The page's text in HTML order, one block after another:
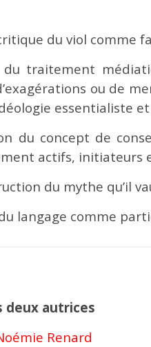
du viol comme
traitement
ou de
essentialiste
du concept de
actifs, initiateurs
du mythe qu’il
langage comme
deux autrices
Renard